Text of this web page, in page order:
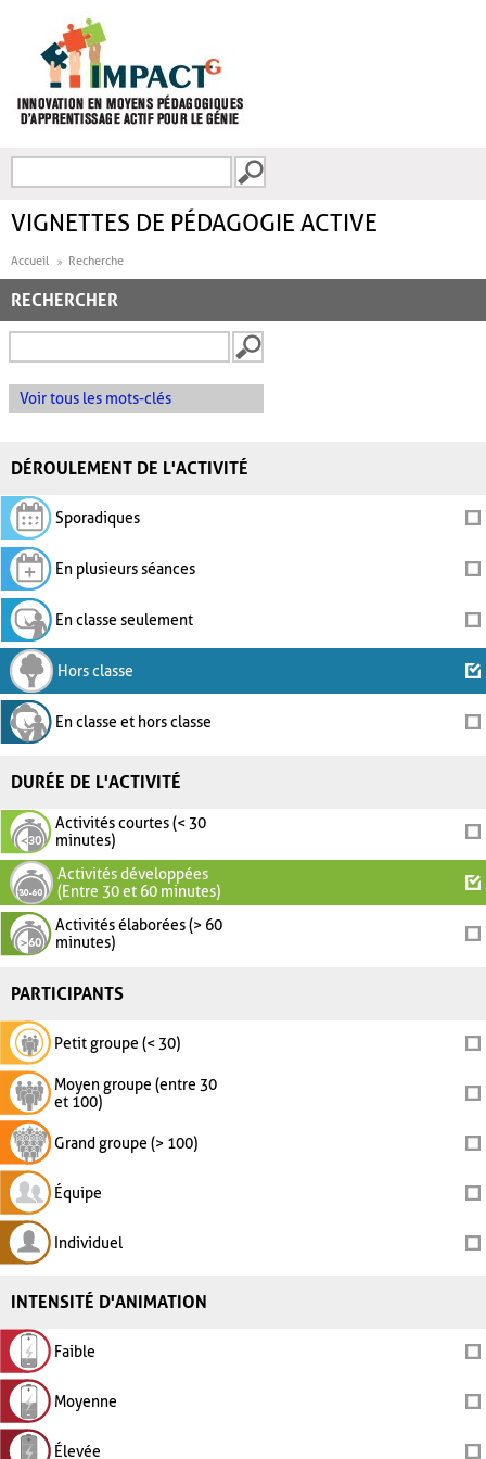
FORMULAIRE DE
VIGNETTES DE PÉDAGOGIE ACTIVE
Accueil Recherche
RECHERCHER
Voir tous les mots-clés
DÉROULEMENT DE L'ACTIVITÉ
Sporadiques
En plusieurs séances
En classe seulement
Hors classe
En classe et hors classe
DURÉE DE L'ACTIVITÉ
Activités courtes (< 30
minutes)
Activités développées
(Entre 30 et 60 minutes)
Activités élaborées (> 60
minutes)
PARTICIPANTS
Petit groupe (< 30)
Moyen groupe (entre 30
et 100)
Grand groupe (> 100)
Équipe
Individuel
INTENSITÉ D'ANIMATION
Faible
Moyenne
Élevée